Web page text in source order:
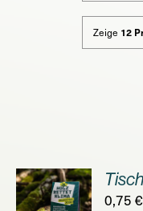
Zeige 12
0,75€